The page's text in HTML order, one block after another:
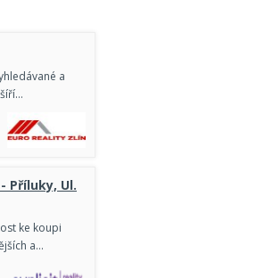
a
Příluky, Ul.
ke koupi
a…